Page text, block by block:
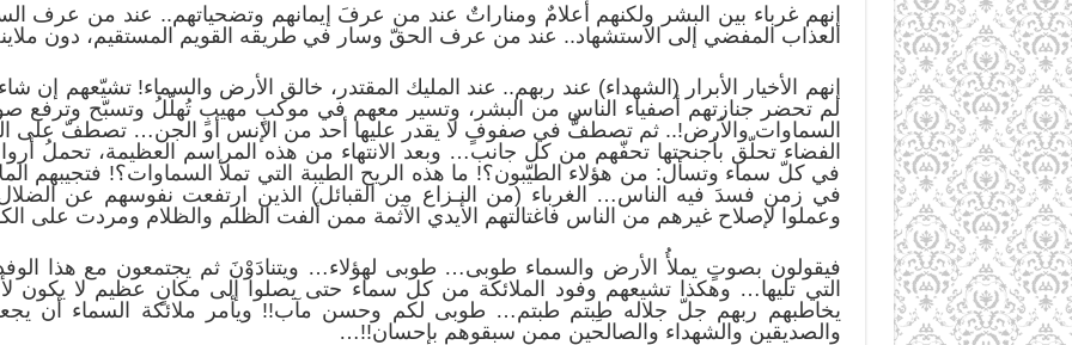
إنهم غرباء بين البشر ولكنهم أعلامٌ ومناراتٌ عند من عرفَ إيمانهم وتضحياتهم.. عند من عرف
العذاب المفضي إلى الاستشهاد.. عند من عرف الحقّ وسار في طريقه القويم المستقيم، دون
إنهم الأخيار الأبرار (الشهداء) عند ربهم.. عند المليك المقتدر، خالق الأرض والسماء! تشيّعهم إن
لم تحضر جنازتهم أصفياء الناس من البشر، وتسير معهم في موكبٍ مهيبٍ تُهلّلُ وتسبّح وترفع
السماوات والأرض!.. ثم تصطفُّ في صفوفٍ لا يقدر عليها أحد من الإنس أو الجن… تصطفّ على
الفضاء تحلّق بأجنحتها تحفّهم من كل جانب… وبعد الانتهاء من هذه المراسم العظيمة، تحملُ
في كلّ سماء وتسأل: من هؤلاء الطيّبون؟! ما هذه الريح الطيبة التي تملأ السماوات؟! فتجيبهم
في زمن فسدَ فيه الناس… الغرباء (من النـزاع من القبائل) الذين ارتفعت نفوسهم عن الضلال
وعملوا لإصلاح غيرهم من الناس فاغتالتهم الأيدي الآثمة ممن ألفت الظلم والظلام ومردت على
فيقولون بصوتٍ يملأُ الأرض والسماء طوبى… طوبى لهؤلاء… ويتنادَوْنَ ثم يجتمعون مع هذا
التي تليها… وهكذا تشيعهم وفود الملائكة من كل سماء حتى يصلوا إلى مكانٍ عظيم لا
يخاطبهم ربهم جلّ جلاله طِبتم طبتم… طوبى لكم وحسن مآب!! ويأمر ملائكة السماء أن
والصديقين والشهداء والصالحين ممن سبقوهم بإحسان!!…